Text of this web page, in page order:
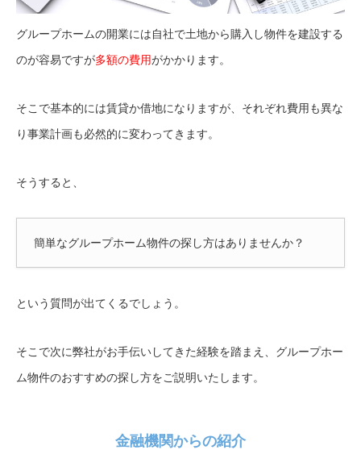
グループホームの開業には自社で土地から購入し物件を建設する
のが容易ですが多額の費用がかかります。
そこで基本的には賃貸か借地になりますが、それぞれ費用も異な
り事業計画も必然的に変わってきます。
そうすると、
簡単なグループホーム物件の探し方はありませんか？
という質問が出てくるでしょう。
そこで次に弊社がお手伝いしてきた経験を踏まえ、グループホー
ム物件のおすすめの探し方をご説明いたします。
金融機関からの紹介